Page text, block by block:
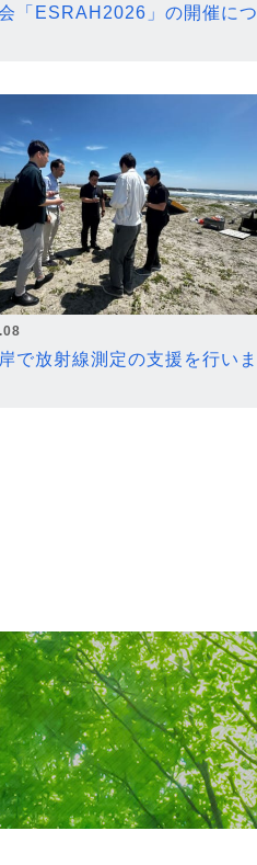
「ESRAH2026」の開催につ
で放射線測定の支援を行いま